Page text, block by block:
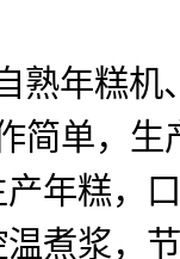
熟年糕
简单，
年糕，
煮浆，